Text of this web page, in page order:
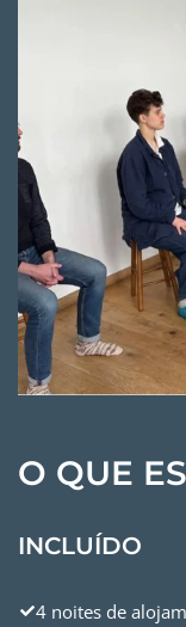
O QUE
INCLUÍDO
4 noites de